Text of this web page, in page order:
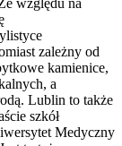
względu na
zależny od
kamienice,
a
Lublin to także
szkół
Medyczny